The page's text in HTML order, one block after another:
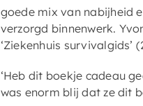
goede mix van nabijheid
verzorgd binnenwerk.
‘Ziekenhuis survivalgids’
‘Heb dit boekje cadeau
was enorm blij dat ze dit